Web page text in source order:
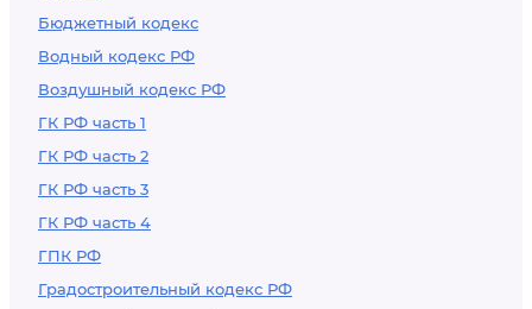
Бюджетный кодекс
Водный кодекс РФ
Воздушный кодекс РФ
ГК РФ часть 1
ГК РФ часть 2
ГК РФ часть 3
ГК РФ часть 4
ГПК РФ
Градостроительный кодекс РФ